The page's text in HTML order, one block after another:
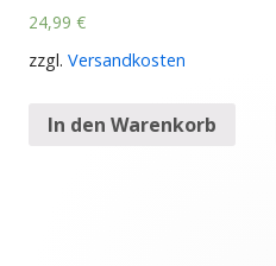
24,99 €
zzgl. Versandkosten
In den Warenkorb